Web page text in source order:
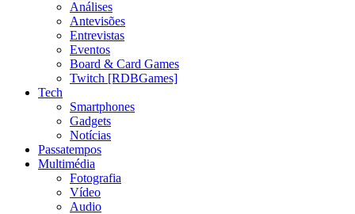
Análises
Antevisões
Entrevistas
Eventos
Board & Card Games
Twitch [RDBGames]
Tech
Smartphones
Gadgets
Notícias
Passatempos
Multimédia
Fotografia
Vídeo
Audio